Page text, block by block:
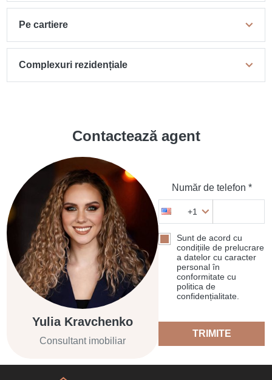
Pe cartiere
Complexuri rezidențiale
Contactează agent
Yulia Kravchenko
Consultant imobiliar
Număr de telefon *
+1
Sunt de acord cu
condițiile de prelucrare
a datelor cu caracter
personal în
conformitate cu
politica de
confidențialitate.
TRIMITE